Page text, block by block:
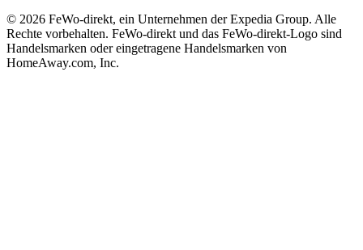
© 2026 FeWo-direkt, ein Unternehmen der Expedia Group. Alle
Rechte vorbehalten. FeWo-direkt und das FeWo-direkt-Logo sind
Handelsmarken oder eingetragene Handelsmarken von
HomeAway.com, Inc.